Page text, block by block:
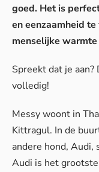
goed. Het is
en eenzaamheid
menselijke
Spreekt dat je
volledig!
Messy woont in
Kittragul. In de
andere hond, Audi,
Audi is het